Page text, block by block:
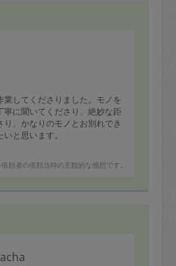
してくださりました。モノを
寧に聞いてくださり、絶妙な距
、かなりのモノとお別れでき
と思います。
依頼者の依頼当時の主観的な感想です。